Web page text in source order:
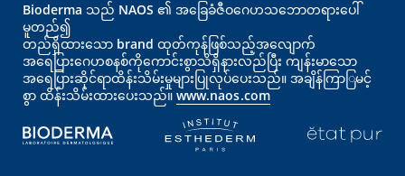
Bioderma သည် NAOS ၏ အခြေခံဇီဝဂေဟသဘောတရားပေါ်
မူတည်၍
တည်ရှိထားသော brand ထုတ်ကုန်ဖြစ်သည့်အလျောက်
အရေပြား‌‌‌‌ဂေဟစနစ်ကိုကောင်းစွာသိရှိနားလည်ပြီး ကျန်းမာသော
အရေပြားဆိုင်ရာထိန်းသိမ်းမှုများပြုလုပ်ပေးသည်။ အချိန်ကြာြမင့်
စွာ ထိန်းသိမ်းထားပေးသည်။ www.naos.com